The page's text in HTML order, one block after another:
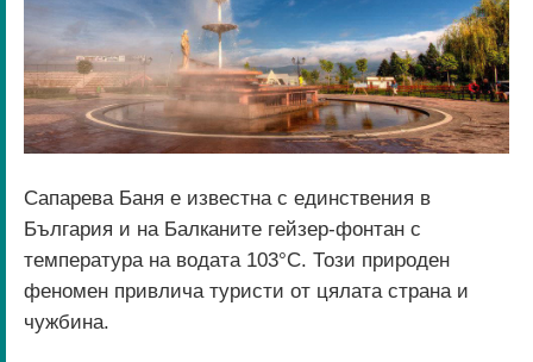
Сапарева Баня е известна с единствения в
България и на Балканите гейзер-фонтан с
температура на водата 103°C. Този природен
феномен привлича туристи от цялата страна и
чужбина.